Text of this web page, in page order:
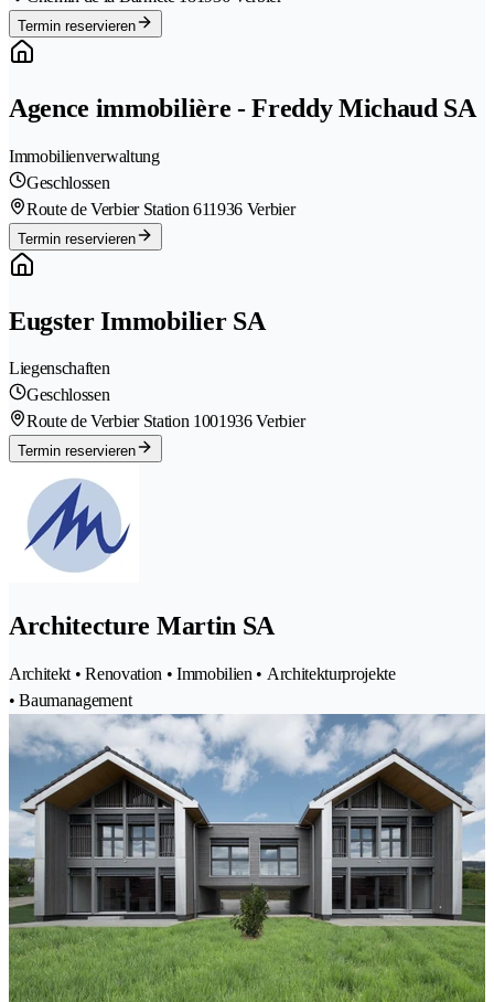
Termin reservieren
Agence immobilière - Freddy Michaud SA
Immobilienverwaltung
Geschlossen
Route de Verbier Station 611936 Verbier
Termin reservieren
Eugster Immobilier SA
Liegenschaften
Geschlossen
Route de Verbier Station 1001936 Verbier
Termin reservieren
Architecture Martin SA
Architekt • Renovation • Immobilien • Architekturprojekte
• Baumanagement